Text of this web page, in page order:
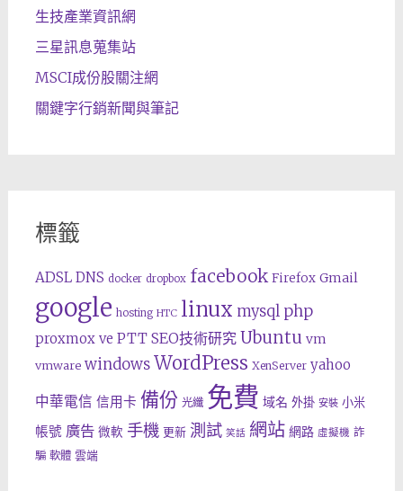
生技產業資訊網
三星訊息蒐集站
MSCI成份股關注網
關鍵字行銷新聞與筆記
標籤
ADSL DNS docker dropbox facebook Firefox Gmail
google hosting HTC linux mysql php
proxmox ve PTT SEO技術研究 Ubuntu vm
vmware windows WordPress XenServer yahoo
中華電信 信用卡 備份 光纖 免費 域名 外掛 安裝 小米
帳號 廣告 微軟 手機 更新 測試 笑話 網站 網路 虛擬機 詐
騙 軟體 雲端